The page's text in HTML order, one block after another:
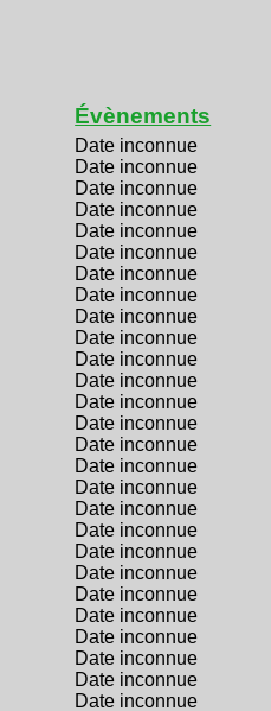
Évènements
Date inconnue
Date inconnue
Date inconnue
Date inconnue
Date inconnue
Date inconnue
Date inconnue
Date inconnue
Date inconnue
Date inconnue
Date inconnue
Date inconnue
Date inconnue
Date inconnue
Date inconnue
Date inconnue
Date inconnue
Date inconnue
Date inconnue
Date inconnue
Date inconnue
Date inconnue
Date inconnue
Date inconnue
Date inconnue
Date inconnue
Date inconnue